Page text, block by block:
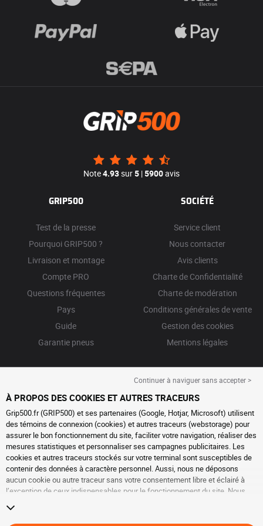
Note4.93sur5 |5900avis
GRIP500
Test de la presse
Pourquoi GRIP500 ?
Livraison et montage
Compte PRO
Questions fréquentes
Pays
Guide
Garantie pneus
SOCIÉTÉ
Service client
Nous contacter
Avis clients
Charte de Confidentialité
Charte de modération
Conditions générales de vente
Gestion des cookies
Mentions légales
Continuer à naviguer sans accepter >
À PROPOS DES COOKIES ET AUTRES TRACEURS
Grip500.fr (GRIP500) et ses partenaires (Google, Hotjar, Microsoft) utilisent
des témoins de connexion (cookies) et autres traceurs (webstorage) pour
assurer le bon fonctionnement du site, faciliter votre navigation, réaliser des
mesures statistiques et personnaliser ses campagnes publicitaires. Les
cookies et autres traceurs stockés sur votre terminal sont susceptibles de
contenir des données à caractère personnel. Aussi, nous ne déposons
aucun cookie ou autre traceur sans votre consentement libre et éclairé à
l’exception de ceux indispensables pour le fonctionnement du site. Nous
consentement à tout moment en vous rendant sur la